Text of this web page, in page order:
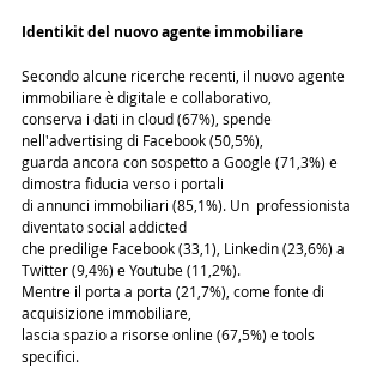
Identikit del nuovo agente immobiliare
Secondo alcune ricerche recenti, il nuovo agente
immobiliare è digitale e collaborativo,
conserva i dati in cloud (67%), spende
nell'advertising di Facebook (50,5%),
guarda ancora con sospetto a Google (71,3%) e
dimostra fiducia verso i portali
di annunci immobiliari (85,1%). Un  professionista
diventato social addicted
che predilige Facebook (33,1), Linkedin (23,6%) a
Twitter (9,4%) e Youtube (11,2%).
Mentre il porta a porta (21,7%), come fonte di
acquisizione immobiliare,
lascia spazio a risorse online (67,5%) e tools
specifici.